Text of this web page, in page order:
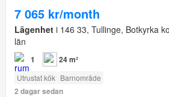
7 065 kr/month
Lägenhet i 146 33, Tullinge, Botkyrka
län
1 24 m²
Utrustat kök Barnområde
2 dagar sedan